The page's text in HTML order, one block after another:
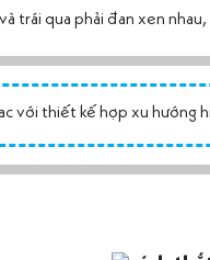
trái qua phải đan xen
với thiết kế hợp xu hướng